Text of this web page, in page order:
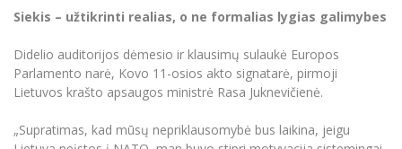
Siekis – užtikrinti realias, o ne formalias lygias galimybes
Didelio auditorijos dėmesio ir klausimų sulaukė Europos
Parlamento narė, Kovo 11-osios akto signatarė, pirmoji
Lietuvos krašto apsaugos ministrė Rasa Juknevičienė.
„Supratimas, kad mūsų nepriklausomybė bus laikina, jeigu